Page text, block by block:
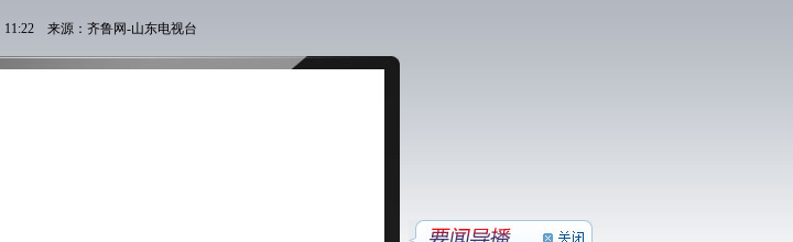
11:22 来源：齐鲁网-山东电视台